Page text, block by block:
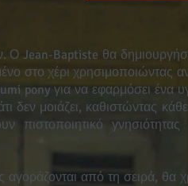
Ο Jean-Baptiste θα
στο χέρι χρησιμοποιώντας
pony για να εφαρμόσει ένα
δεν μοιάζει, καθιστώντας
πιστοποιητικό
από τη σειρά, θα